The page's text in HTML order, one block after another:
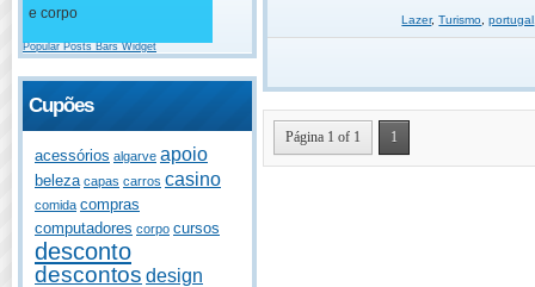
e corpo
Popular Posts Bars Widget
Cupões
acessórios algarve apoio
beleza capas carros casino
comida compras
computadores corpo cursos
desconto
descontos design
Lazer,Turismo ,portugal
Página 1 of 1 1